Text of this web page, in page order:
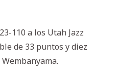
110 a los Utah Jazz
de 33 puntos y diez